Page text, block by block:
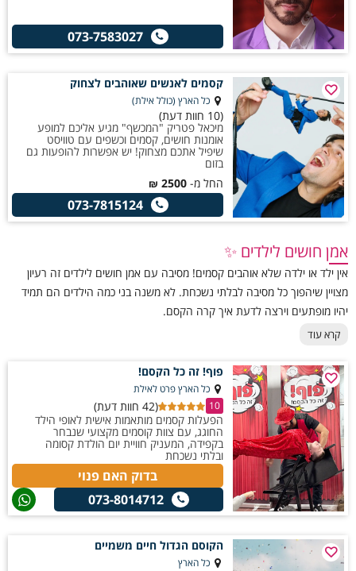
073-7583027
קסמים לאנשים שאוהבים לצחוק
כל הארץ (כולל אילת)
(10 חוות דעת)
מיכאל פטריק "המכשף" מגיע אליכם למופע
אומנות חושים, קסמים וכשפים עם טוויסט
שיפיל אתכם מצחוק! יש אפשרות להופעות גם
בזום
החל מ- 2500
₪
073-7815124
אמן חושים לילדים ✨
אין ילד או ילדה שלא אוהבים קסמים! מסיבה עם אמן חושים לילדים זה רעיון
מצויין שיהפוך כל מסיבה לבלתי נשכחת. לא משנה בני כמה הילדים הם תמיד
יהיו מופתעים וירצה לדעת איך קרה הקסם.
קרא עוד
פוף! זה כל הקסם!
כל הארץ פרט לאילת
10
(42 חוות דעת)
הפעלות קסמים מותאמות אישית לאופי הילד
החוגג, עם צוות קוסמים מקצועי שנבחר
בקפידה, המעניק חוויית יום הולדת קסומה
ובלתי נשכחת
בדוק האם פנוי
073-8014712
הקוסם הגדול חיים משמיים
כל הארץ